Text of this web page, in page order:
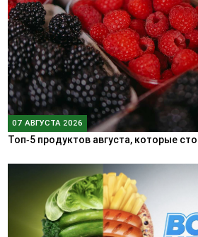
07 АВГУСТА 2026
Топ‑5 продуктов августа, которые